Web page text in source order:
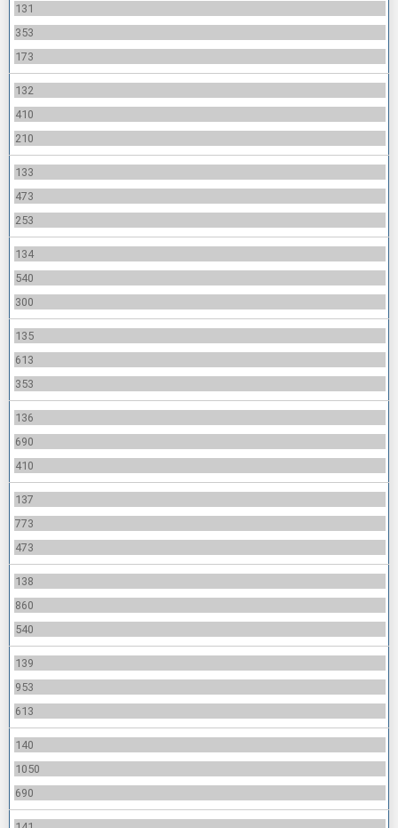
131
353
173
132
410
210
133
473
253
134
540
300
135
613
353
136
690
410
137
773
473
138
860
540
139
953
613
140
1050
690